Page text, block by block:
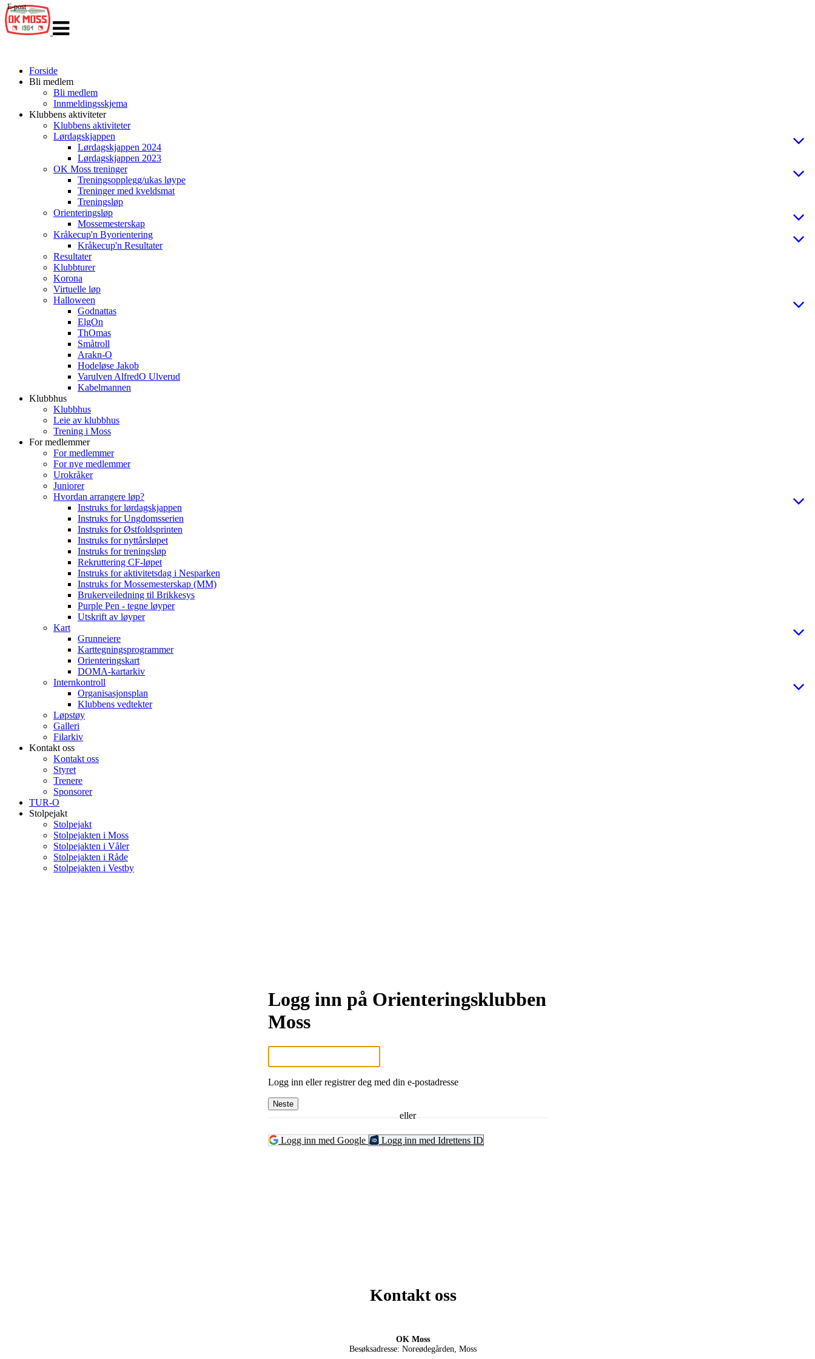
navigasjon
Forside
Bli medlem
Bli medlem
Innmeldingsskjema
Klubbens aktiviteter
Klubbens aktiviteter
Lørdagskjappen
Lørdagskjappen 2024
Lørdagskjappen 2023
OK Moss treninger
Treningsopplegg/ukas løype
Treninger med kveldsmat
Treningsløp
Orienteringsløp
Mossemesterskap
Kråkecup'n Byorientering
Kråkecup'n Resultater
Resultater
Klubbturer
Korona
Virtuelle løp
Halloween
Godnattas
ElgOn
ThOmas
Småtroll
Arakn-O
Hodeløse Jakob
Varulven AlfredO Ulverud
Kabelmannen
Klubbhus
Klubbhus
Leie av klubbhus
Trening i Moss
For medlemmer
For medlemmer
For nye medlemmer
Urokråker
Juniorer
Hvordan arrangere løp?
Instruks for lørdagskjappen
Instruks for Ungdomsserien
Instruks for Østfoldsprinten
Instruks for nyttårsløpet
Instruks for treningsløp
Rekruttering CF-løpet
Instruks for aktivitetsdag i Nesparken
Instruks for Mossemesterskap (MM)
Brukerveiledning til Brikkesys
Purple Pen - tegne løyper
Utskrift av løyper
Kart
Grunneiere
Karttegningsprogrammer
Orienteringskart
DOMA-kartarkiv
Internkontroll
Organisasjonsplan
Klubbens vedtekter
Løpstøy
Galleri
Filarkiv
Kontakt oss
Kontakt oss
Styret
Trenere
Sponsorer
TUR-O
Stolpejakt
Stolpejakt
Stolpejakten i Moss
Stolpejakten i Våler
Stolpejakten i Råde
Stolpejakten i Vestby
Logg inn på Orienteringsklubben
Moss
E-post
Logg inn eller registrer deg med din e-postadresse
Neste
eller
Logg inn med Google Logg inn med Idrettens ID
Kontakt oss
OK Moss
Besøksadresse: Noreødegården, Moss